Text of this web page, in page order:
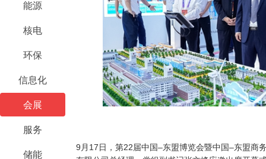
能源
核电
环保
信息化
会展
服务
储能
9月17日，第22届中国–东盟博览会暨中国–东盟商